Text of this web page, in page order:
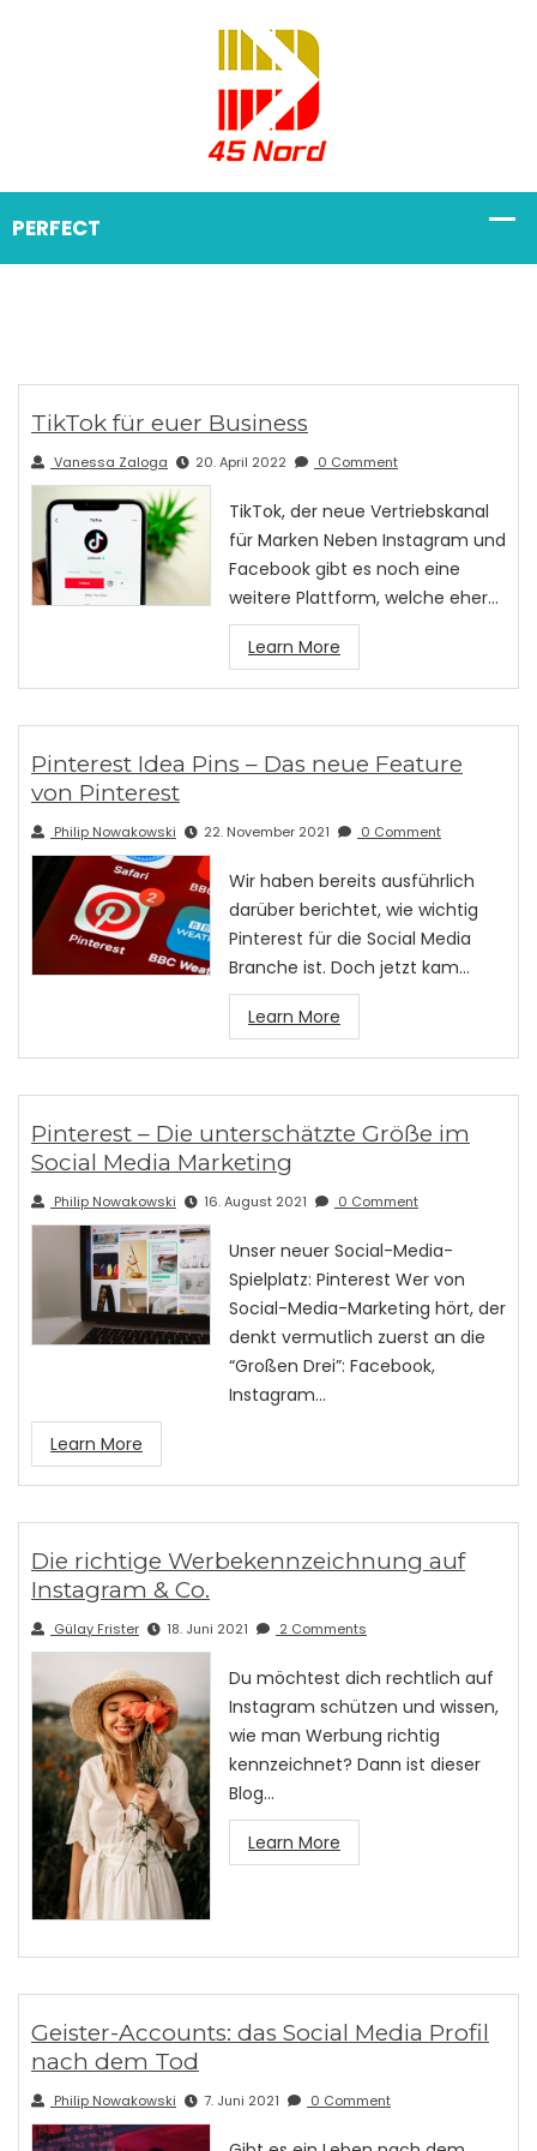
TikTok für euer Business
Vanessa Zaloga 20. April 2022 0 Comment
TikTok, der neue Vertriebskanal
für Marken Neben Instagram und
Facebook gibt es noch eine
weitere Plattform, welche eher…
Learn More
Pinterest Idea Pins – Das neue Feature
von Pinterest
Philip Nowakowski 22. November 2021 0 Comment
Wir haben bereits ausführlich
darüber berichtet, wie wichtig
Pinterest für die Social Media
Branche ist. Doch jetzt kam…
Learn More
Pinterest – Die unterschätzte Größe im
Social Media Marketing
Philip Nowakowski 16. August 2021 0 Comment
Unser neuer Social-Media-
Spielplatz: Pinterest Wer von
Social-Media-Marketing hört, der
denkt vermutlich zuerst an die
“Großen Drei”: Facebook,
Instagram…
Learn More
Die richtige Werbekennzeichnung auf
Instagram & Co.
Gülay Frister 18. Juni 2021 2 Comments
Du möchtest dich rechtlich auf
Instagram schützen und wissen,
wie man Werbung richtig
kennzeichnet? Dann ist dieser
Blog…
Learn More
Geister-Accounts: das Social Media Profil
nach dem Tod
Philip Nowakowski 7. Juni 2021 0 Comment